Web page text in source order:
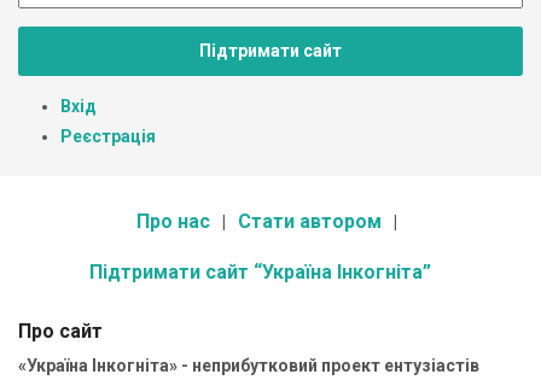
Підтримати сайт
Вхід
Реєстрація
Про нас Стати автором
Підтримати сайт “Україна Інкогніта”
Про сайт
«Україна Інкогніта» - неприбутковий проект ентузіастів